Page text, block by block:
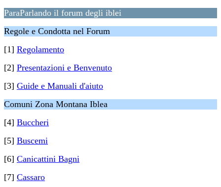
ParaParlando il forum degli iblei
Regole e Condotta nel Forum
[1] Regolamento
[2] Presentazioni e Benvenuto
[3] Guide e Manuali d'aiuto
Comuni Zona Montana Iblea
[4] Buccheri
[5] Buscemi
[6] Canicattini Bagni
[7] Cassaro